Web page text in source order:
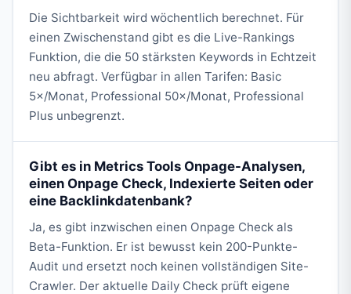
Die Sichtbarkeit wird wöchentlich berechnet. Für
einen Zwischenstand gibt es die Live-Rankings
Funktion, die die 50 stärksten Keywords in Echtzeit
neu abfragt. Verfügbar in allen Tarifen: Basic
5×/Monat, Professional 50×/Monat, Professional
Plus unbegrenzt.
Gibt es in Metrics Tools Onpage-Analysen,
einen Onpage Check, Indexierte Seiten oder
eine Backlinkdatenbank?
Ja, es gibt inzwischen einen Onpage Check als
Beta-Funktion. Er ist bewusst kein 200-Punkte-
Audit und ersetzt noch keinen vollständigen Site-
Crawler. Der aktuelle Daily Check prüft eigene